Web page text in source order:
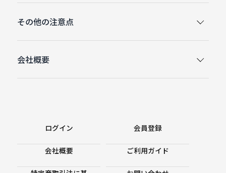
その他の注意点
会社概要
ログイン 会員登録
会社概要 ご利用ガイド